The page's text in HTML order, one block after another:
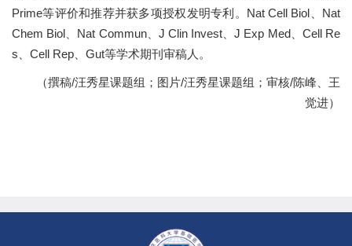
Prime等评价和推荐并获多项授权发明专利。Nat Cell Biol、Nat
Chem Biol、Nat Commun、J Clin Invest、J Exp Med、Cell Re
s、Cell Rep、Gut等学术期刊审稿人。
（撰稿/汪秀星课题组；图片/汪秀星课题组；审核/陈峰、王
觉进）